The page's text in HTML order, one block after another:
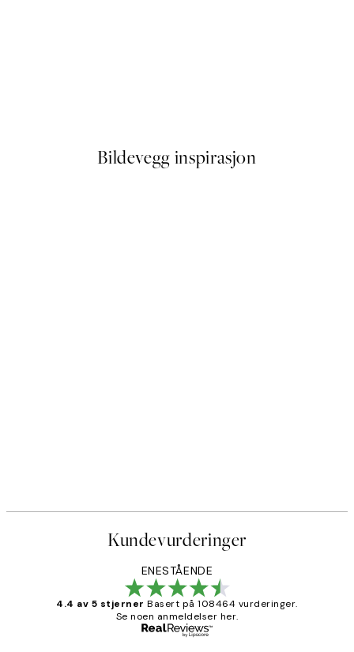
Bildevegg inspirasjon
Kundevurderinger
ENESTÅENDE
4.4 av 5 stjerner Basert på 108464 vurderinger.
Se noen anmeldelser her.